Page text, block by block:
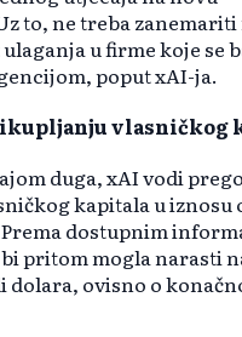
to, ne treba zanemariti
u firme koje se
poput xAI-ja.
vlasničkog
duga, xAI vodi
kapitala u iznosu
dostupnim
pritom mogla narasti
dolara, ovisno o